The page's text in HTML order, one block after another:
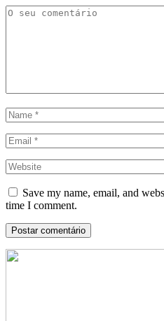
Save my name, email, and
time I comment.